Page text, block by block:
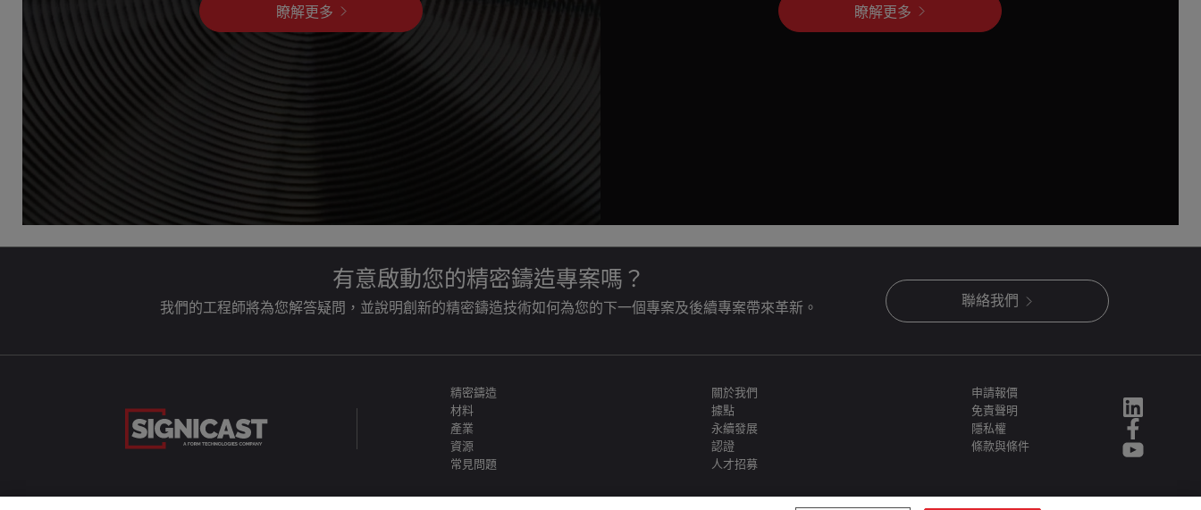
瞭解更多
瞭解更多
有意啟動您的精密鑄造專案嗎？
我們的工程師將為您解答疑問，並說明創新的精密鑄造技術如何為您的下一個專案及後續專案帶來革新。 聯絡我們
精密鑄造
材料
產業
資源
常見問題
關於我們
據點
永續發展
認證
人才招募
申請報價
免責聲明
隱私權
條款與條件